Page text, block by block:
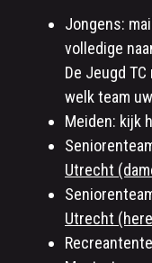
Jongens:
volledige
De Jeugd
welk team
Meiden: kijk
Utrecht
Utrecht